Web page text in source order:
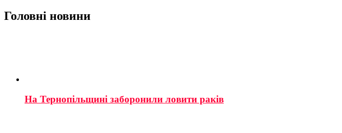
Головні новини
На Тернопільщині заборонили ловити раків